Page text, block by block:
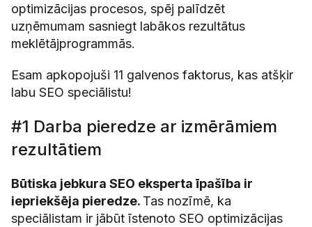
optimizācijas procesos, spēj palīdzēt
uzņēmumam sasniegt labākos rezultātus
meklētājprogrammās.
Esam apkopojuši 11 galvenos faktorus, kas atšķir
labu SEO speciālistu!
#1 Darba pieredze ar izmērāmiem
rezultātiem
Būtiska jebkura SEO eksperta īpašība ir
iepriekšēja pieredze. Tas nozīmē, ka
speciālistam ir jābūt īstenoto SEO optimizācijas